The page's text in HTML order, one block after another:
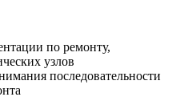
по ремонту,
узлов
последовательности